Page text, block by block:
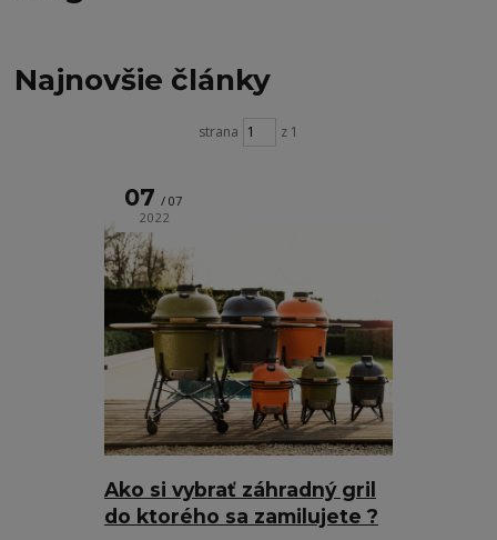
Najnovšie články
strana z 1
Ako si vybrať záhradný gril
do ktorého sa zamilujete ?
07
07
2022